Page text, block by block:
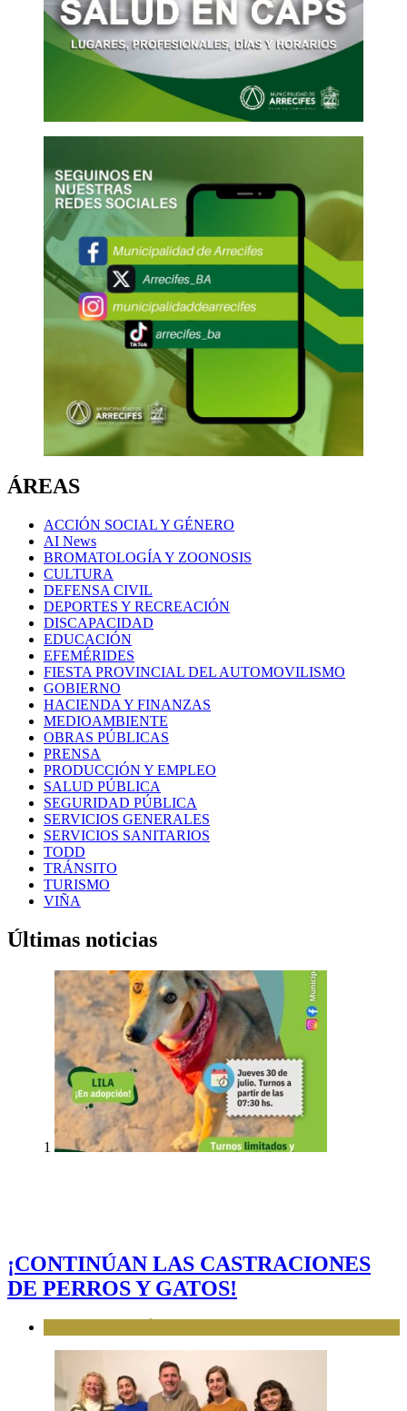
ÁREAS
ACCIÓN SOCIAL Y GÉNERO
AI News
BROMATOLOGÍA Y ZOONOSIS
CULTURA
DEFENSA CIVIL
DEPORTES Y RECREACIÓN
DISCAPACIDAD
EDUCACIÓN
EFEMÉRIDES
FIESTA PROVINCIAL DEL AUTOMOVILISMO
GOBIERNO
HACIENDA Y FINANZAS
MEDIOAMBIENTE
OBRAS PÚBLICAS
PRENSA
PRODUCCIÓN Y EMPLEO
SALUD PÚBLICA
SEGURIDAD PÚBLICA
SERVICIOS GENERALES
SERVICIOS SANITARIOS
TODD
TRÁNSITO
TURISMO
VIÑA
Últimas noticias
1
¡CONTINÚAN LAS CASTRACIONES
DE PERROS Y GATOS!